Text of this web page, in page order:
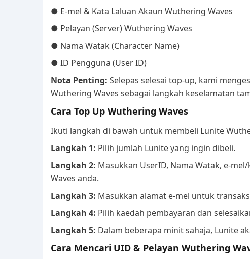
● E-mel & Kata Laluan Akaun Wuthering Waves
● Pelayan (Server) Wuthering Waves
● Nama Watak (Character Name)
● ID Pengguna (User ID)
Nota Penting: Selepas selesai top-up, kami
Wuthering Waves sebagai langkah keselamatan
Cara Top Up Wuthering Waves
Ikuti langkah di bawah untuk membeli Lunite
Langkah 1: Pilih jumlah Lunite yang ingin dibeli.
Langkah 2: Masukkan UserID, Nama Watak, e-
Waves anda.
Langkah 3: Masukkan alamat e-mel untuk
Langkah 4: Pilih kaedah pembayaran dan
Langkah 5: Dalam beberapa minit sahaja, Lunite
Cara Mencari UID & Pelayan Wuthering